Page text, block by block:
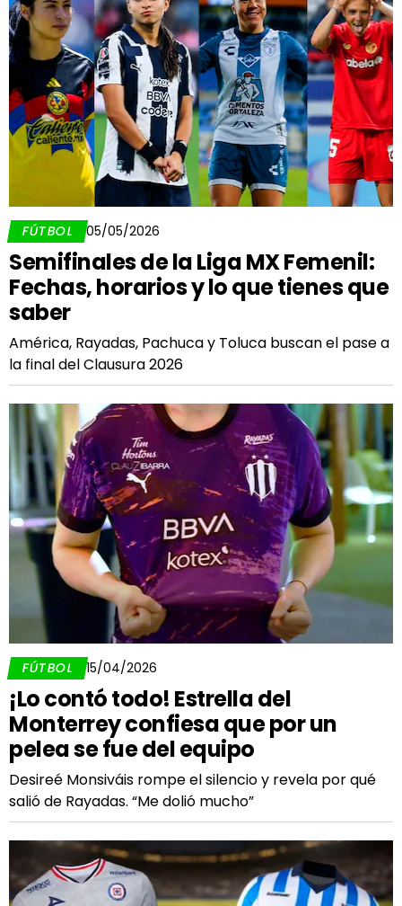
FÚTBOL 05/05/2026
Semifinales de la Liga MX Femenil:
Fechas, horarios y lo que tienes que
saber
América, Rayadas, Pachuca y Toluca buscan el pase a
la final del Clausura 2026
FÚTBOL 15/04/2026
¡Lo contó todo! Estrella del
Monterrey confiesa que por un
pelea se fue del equipo
Desireé Monsiváis rompe el silencio y revela por qué
salió de Rayadas. “Me dolió mucho”